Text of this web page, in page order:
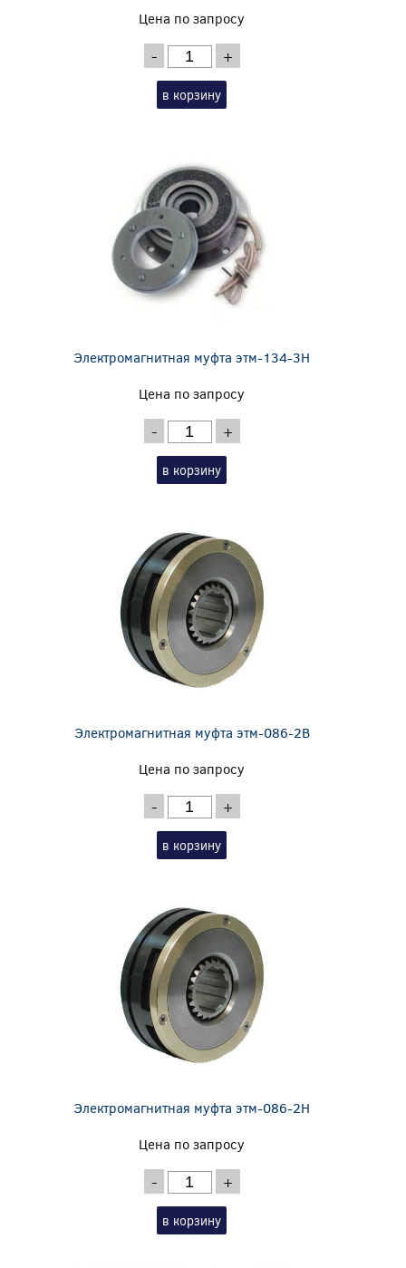
Цена по запросу
- +
в корзину
Электромагнитная муфта этм-134-3Н
Цена по запросу
- +
в корзину
Электромагнитная муфта этм-086-2В
Цена по запросу
- +
в корзину
Электромагнитная муфта этм-086-2Н
Цена по запросу
- +
в корзину